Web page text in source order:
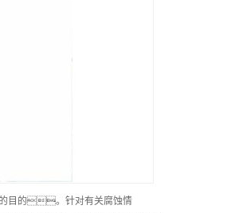
目的。针对有关腐蚀情